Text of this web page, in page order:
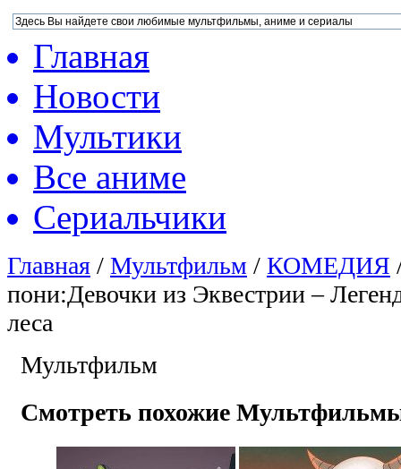
Главная
Новости
Мультики
Все аниме
Сериальчики
Главная / Мультфильм / КОМЕДИЯ
пони:Девочки из Эквестрии –
леса
Мультфильм
Смотреть похожие